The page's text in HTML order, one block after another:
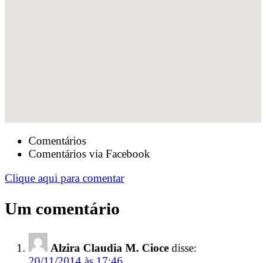
Comentários
Comentários via Facebook
Clique aqui para comentar
Um comentário
Alzira Claudia M. Cioce disse: